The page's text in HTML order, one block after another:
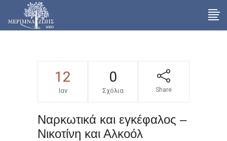
12
Ιαν
0
Σχόλια Share
Ναρκωτικά και εγκέφαλος –
Νικοτίνη και Αλκοόλ